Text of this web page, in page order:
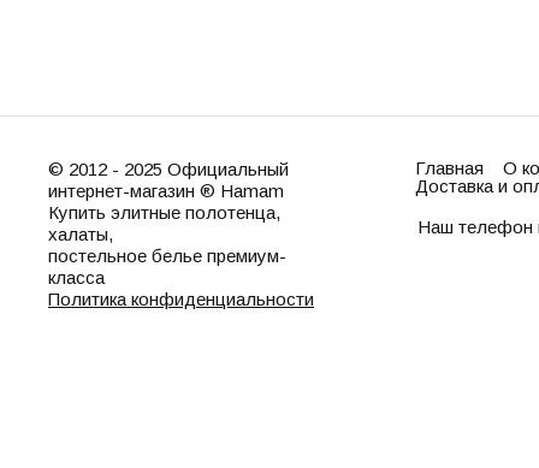
© 2012 - 2025 Официальный
интернет-магазин ® Hamam
Купить элитные полотенца,
халаты,
постельное белье премиум-
класса
Политика конфиденциальности
Главная
О
Доставка и
Наш телефон